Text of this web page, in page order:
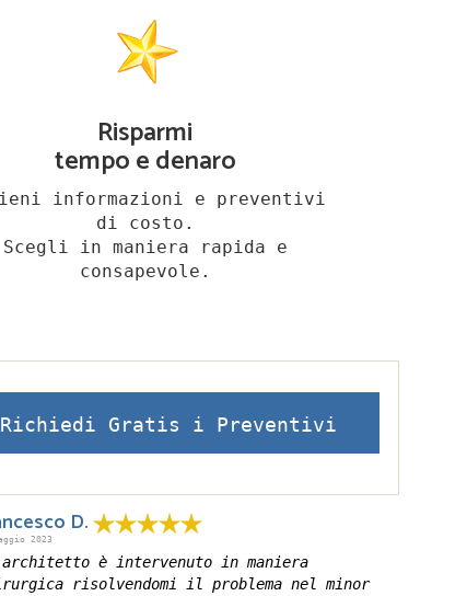
Risparmi
tempo e denaro
informazioni e preventivi
di costo.
Scegli in maniera rapida e
consapevole.
Richiedi Gratis i Preventivi
D.
2023
è intervenuto in maniera
risolvendomi il problema nel minor